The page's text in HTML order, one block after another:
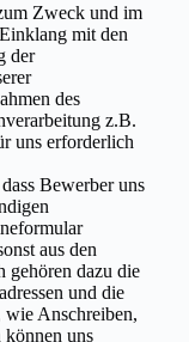
Zweck und im
mit den
der
des
z.B.
uns erforderlich
Bewerber uns
aus den
gehören dazu die
und die
wie Anschreiben,
können uns